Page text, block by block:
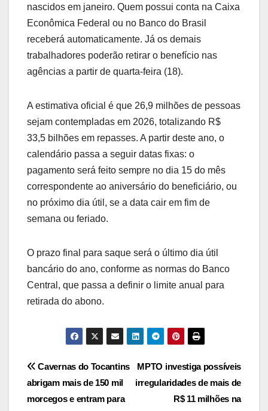
nascidos em janeiro. Quem possui conta na Caixa
Econômica Federal ou no Banco do Brasil
receberá automaticamente. Já os demais
trabalhadores poderão retirar o benefício nas
agências a partir de quarta-feira (18).
A estimativa oficial é que 26,9 milhões de pessoas
sejam contempladas em 2026, totalizando R$
33,5 bilhões em repasses. A partir deste ano, o
calendário passa a seguir datas fixas: o
pagamento será feito sempre no dia 15 do mês
correspondente ao aniversário do beneficiário, ou
no próximo dia útil, se a data cair em fim de
semana ou feriado.
O prazo final para saque será o último dia útil
bancário do ano, conforme as normas do Banco
Central, que passa a definir o limite anual para
retirada do abono.
Post
navigation
MPTO investiga possíveis
irregularidades de mais de
R$ 11 milhões na
Cavernas do Tocantins
abrigam mais de 150 mil
morcegos e entram para